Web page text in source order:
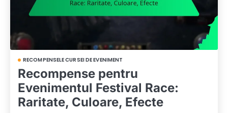
RECOMPENSELE CURSEI DE EVENIMENT
Recompense pentru
Evenimentul Festival Race:
Raritate, Culoare, Efecte